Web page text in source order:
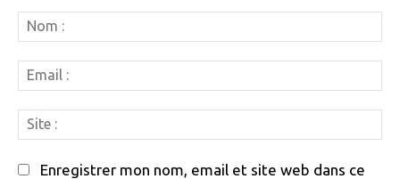
:
:
:
Enregistrer mon nom, email et site web dans ce